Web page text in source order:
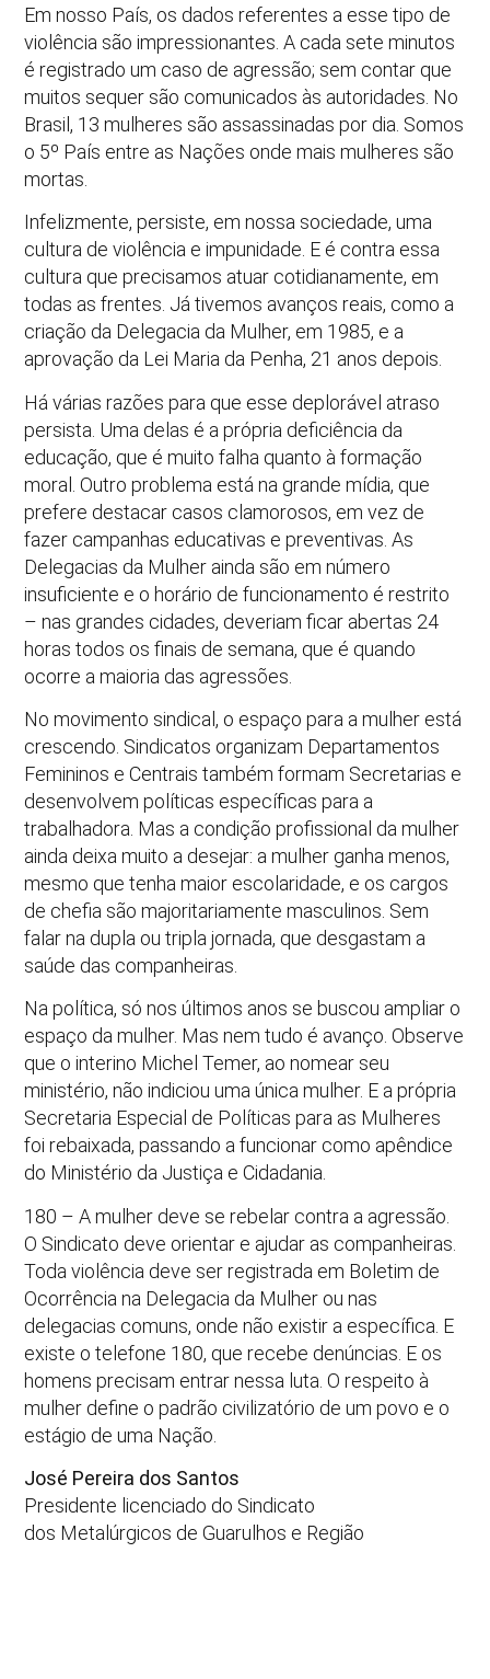
Em nosso País, os dados referentes a esse tipo de
violência são impressionantes. A cada sete minutos
é registrado um caso de agressão; sem contar que
muitos sequer são comunicados às autoridades. No
Brasil, 13 mulheres são assassinadas por dia. Somos
o 5º País entre as Nações onde mais mulheres são
mortas.
Infelizmente, persiste, em nossa sociedade, uma
cultura de violência e impunidade. E é contra essa
cultura que precisamos atuar cotidianamente, em
todas as frentes. Já tivemos avanços reais, como a
criação da Delegacia da Mulher, em 1985, e a
aprovação da Lei Maria da Penha, 21 anos depois.
Há várias razões para que esse deplorável atraso
persista. Uma delas é a própria deficiência da
educação, que é muito falha quanto à formação
moral. Outro problema está na grande mídia, que
prefere destacar casos clamorosos, em vez de
fazer campanhas educativas e preventivas. As
Delegacias da Mulher ainda são em número
insuficiente e o horário de funcionamento é restrito
– nas grandes cidades, deveriam ficar abertas 24
horas todos os finais de semana, que é quando
ocorre a maioria das agressões.
No movimento sindical, o espaço para a mulher está
crescendo. Sindicatos organizam Departamentos
Femininos e Centrais também formam Secretarias e
desenvolvem políticas específicas para a
trabalhadora. Mas a condição profissional da mulher
ainda deixa muito a desejar: a mulher ganha menos,
mesmo que tenha maior escolaridade, e os cargos
de chefia são majoritariamente masculinos. Sem
falar na dupla ou tripla jornada, que desgastam a
saúde das companheiras.
Na política, só nos últimos anos se buscou ampliar o
espaço da mulher. Mas nem tudo é avanço. Observe
que o interino Michel Temer, ao nomear seu
ministério, não indiciou uma única mulher. E a própria
Secretaria Especial de Políticas para as Mulheres
foi rebaixada, passando a funcionar como apêndice
do Ministério da Justiça e Cidadania.
180 – A mulher deve se rebelar contra a agressão.
O Sindicato deve orientar e ajudar as companheiras.
Toda violência deve ser registrada em Boletim de
Ocorrência na Delegacia da Mulher ou nas
delegacias comuns, onde não existir a específica. E
existe o telefone 180, que recebe denúncias. E os
homens precisam entrar nessa luta. O respeito à
mulher define o padrão civilizatório de um povo e o
estágio de uma Nação.
José Pereira dos Santos
Presidente licenciado do Sindicato
dos Metalúrgicos de Guarulhos e Região